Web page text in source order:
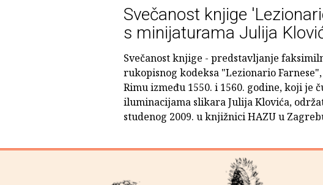
Svečanost knjige
s minijaturama Julija
Svečanost knjige - predstavljanje
rukopisnog kodeksa "Lezionario
Rimu između 1550. i 1560. godine, koji je
iluminacijama slikara Julija Klovića,
studenog 2009. u knjižnici HAZU u